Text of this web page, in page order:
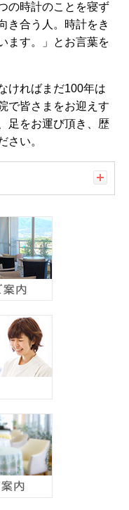
の時計のことを寝ず
き合う人。時計をき
ます。」とお言葉を
ければまだ100年は
で皆さまをお迎えす
足をお運び頂き、歴
さい。